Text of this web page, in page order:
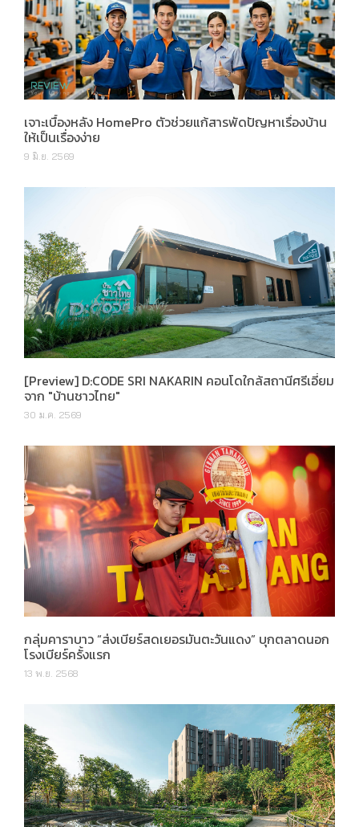
เจาะเบื้องหลัง HomePro ตัวช่วยแก้สารพัดปัญหาเรื่องบ้าน
ให้เป็นเรื่องง่าย
9 มิ.ย. 2569
[Preview] D:CODE SRI NAKARIN คอนโดใกล้สถานีศรีเอี่ยม
จาก "บ้านชาวไทย"
30 ม.ค. 2569
กลุ่มคาราบาว “ส่งเบียร์สดเยอรมันตะวันแดง” บุกตลาดนอก
โรงเบียร์ครั้งแรก
13 พ.ย. 2568